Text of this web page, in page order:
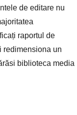
de editare nu
raportul de
redimensiona un
biblioteca media